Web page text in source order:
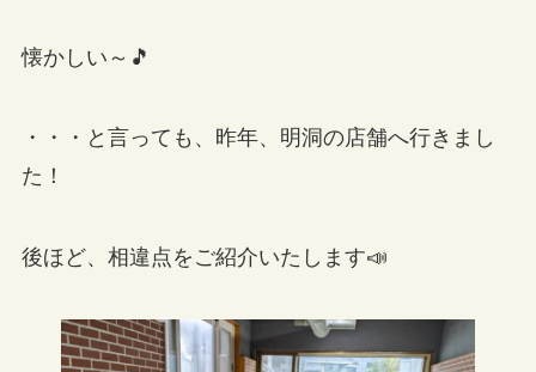
懐かしい～🎵
・・・と言っても、昨年、明洞の店舗へ行きまし
た！
後ほど、相違点をご紹介いたします📣